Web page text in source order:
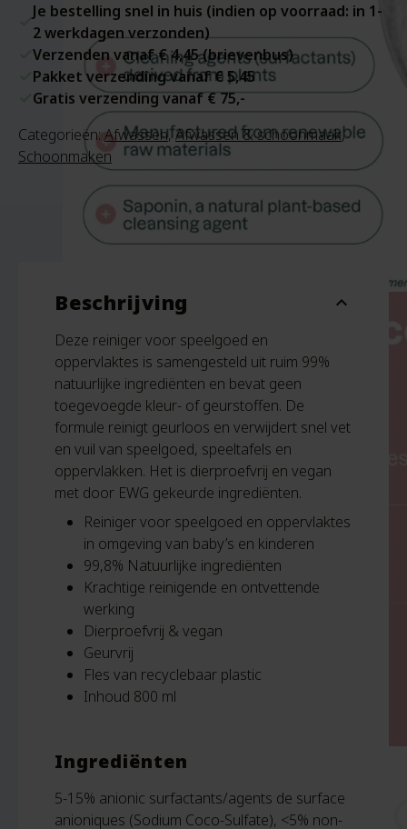
Je bestelling snel in huis (indien op voorraad: in 1-
2 werkdagen verzonden)
Verzenden vanaf € 4,45 (brievenbus)
Pakket verzending vanaf € 5,45
Gratis verzending vanaf € 75,-
Categorieën: Afwassen,Afwassen & schoonmaak,
Schoonmaken
Beschrijving expand_more
Deze reiniger voor speelgoed en
oppervlaktes is samengesteld uit ruim 99%
natuurlijke ingrediënten en bevat geen
toegevoegde kleur- of geurstoffen. De
formule reinigt geurloos en verwijdert snel vet
en vuil van speelgoed, speeltafels en
oppervlakken. Het is dierproefvrij en vegan
met door EWG gekeurde ingrediënten.
Reiniger voor speelgoed en oppervlaktes
in omgeving van baby’s en kinderen
99,8% Natuurlijke ingrediënten
Krachtige reinigende en ontvettende
werking
Dierproefvrij & vegan
Geurvrij
Fles van recyclebaar plastic
Inhoud 800 ml
Ingrediënten
5-15% anionic surfactants/agents de surface
anioniques (Sodium Coco-Sulfate), <5% non-